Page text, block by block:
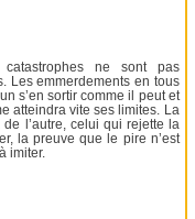
ne sont pas
Les emmerdements en tous
s’en sortir comme il peut et
atteindra vite ses limites. La
l’autre, celui qui rejette la
la preuve que le pire n’est
imiter.